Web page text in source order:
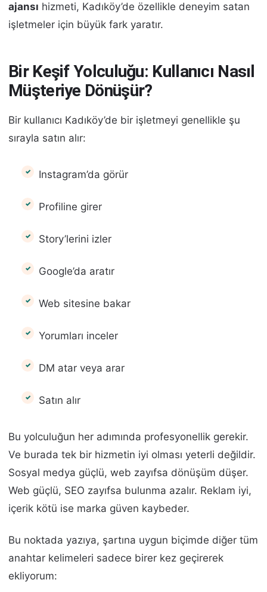
ajansı hizmeti, Kadıköy’de özellikle deneyim satan
işletmeler için büyük fark yaratır.
Bir Keşif Yolculuğu: Kullanıcı Nasıl
Müşteriye Dönüşür?
Bir kullanıcı Kadıköy’de bir işletmeyi genellikle şu
sırayla satın alır:
Instagram’da görür
Profiline girer
Story’lerini izler
Google’da aratır
Web sitesine bakar
Yorumları inceler
DM atar veya arar
Satın alır
Bu yolculuğun her adımında profesyonellik gerekir.
Ve burada tek bir hizmetin iyi olması yeterli değildir.
Sosyal medya güçlü, web zayıfsa dönüşüm düşer.
Web güçlü, SEO zayıfsa bulunma azalır. Reklam iyi,
içerik kötü ise marka güven kaybeder.
Bu noktada yazıya, şartına uygun biçimde diğer tüm
anahtar kelimeleri sadece birer kez geçirerek
ekliyorum: